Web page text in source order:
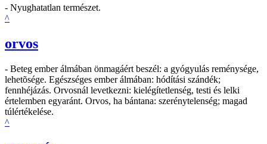
- Nyughatatlan természet.
^
orvos
- Beteg ember álmában önmagáért beszél: a gyógyulás reménysége,
lehetõsége. Egészséges ember álmában: hódítási szándék;
fennhéjázás. Orvosnál levetkezni: kielégítetlenség, testi és lelki
értelemben egyaránt. Orvos, ha bántana: szerénytelenség; magad
túlértékelése.
^